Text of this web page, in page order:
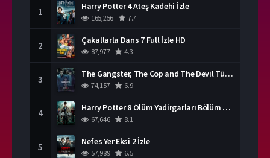
1 Harry Potter 4 Ateş Kadehi İzle
165,256 7.7
2 Çakallarla Dans 7 Full İzle HD
87,977 4.3
3 The Gangster, The Cop and The Devil Türkçe Dublaj İzle
74,157 6.9
4 Harry Potter 8 Ölüm Yadirgarları Bölüm 2 İzle
67,646 8.1
5 Nefes Yer Eksi 2 İzle
57,989 6.5